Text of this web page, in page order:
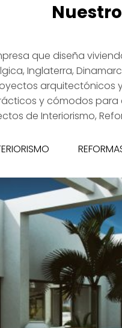
que diseña
Inglaterra,
arquitectónicos
y cómodos para
de Interiorismo,